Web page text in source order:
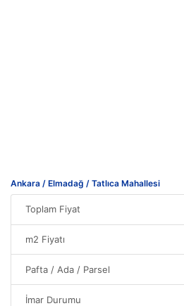
Ankara / Elmadağ / Tatlıca Mahallesi
Toplam Fiyat
m2 Fiyatı
Pafta / Ada / Parsel
İmar Durumu